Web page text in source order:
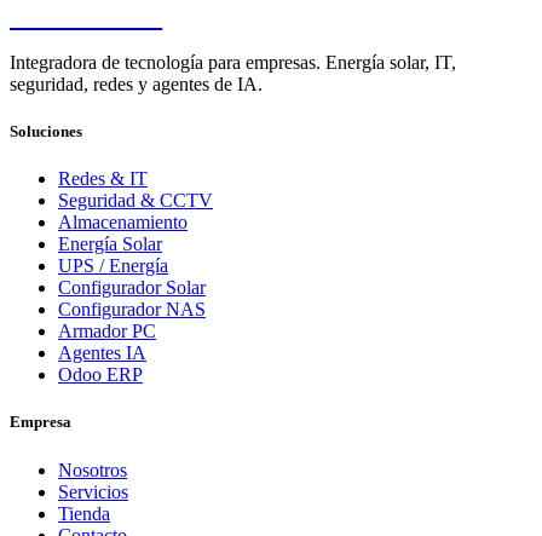
Integradora de tecnología para empresas. Energía solar, IT,
seguridad, redes y agentes de IA.
Soluciones
Redes & IT
Seguridad & CCTV
Almacenamiento
Energía Solar
UPS / Energía
Configurador Solar
Configurador NAS
Armador PC
Agentes IA
Odoo ERP
Empresa
Nosotros
Servicios
Tienda